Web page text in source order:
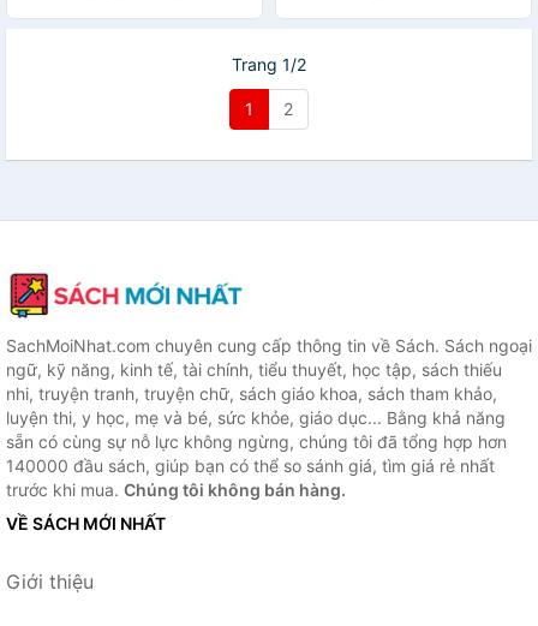
Trang 1/2
1 2
SachMoiNhat.com chuyên cung cấp thông tin về Sách. Sách ngoại
ngữ, kỹ năng, kinh tế, tài chính, tiểu thuyết, học tập, sách thiếu
nhi, truyện tranh, truyện chữ, sách giáo khoa, sách tham khảo,
luyện thi, y học, mẹ và bé, sức khỏe, giáo dục... Bằng khả năng
sẵn có cùng sự nỗ lực không ngừng, chúng tôi đã tổng hợp hơn
140000 đầu sách, giúp bạn có thể so sánh giá, tìm giá rẻ nhất
trước khi mua. Chúng tôi không bán hàng.
VỀ SÁCH MỚI NHẤT
Giới thiệu